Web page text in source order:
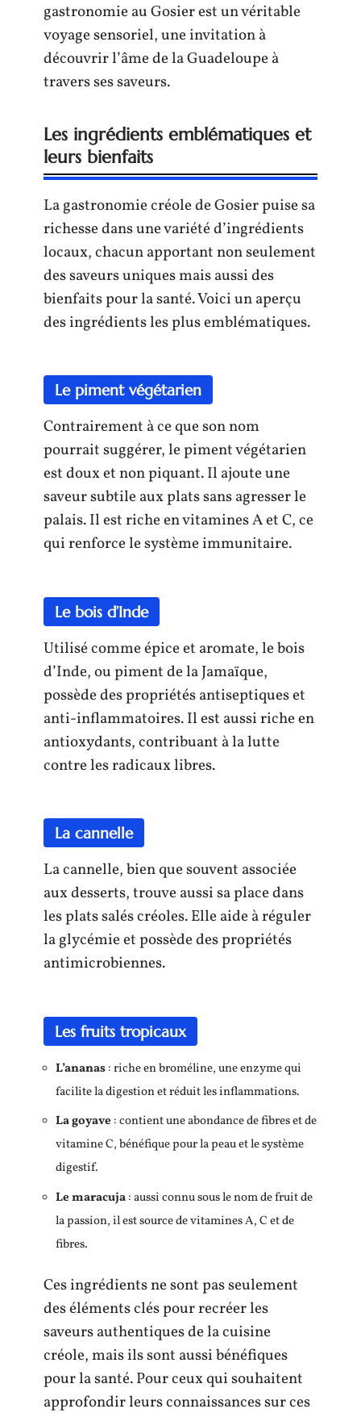
gastronomie au Gosier est un véritable
voyage sensoriel, une invitation à
découvrir l’âme de la Guadeloupe à
travers ses saveurs.
Les ingrédients emblématiques et
leurs bienfaits
La gastronomie créole de Gosier puise sa
richesse dans une variété d’ingrédients
locaux, chacun apportant non seulement
des saveurs uniques mais aussi des
bienfaits pour la santé. Voici un aperçu
des ingrédients les plus emblématiques.
Le piment végétarien
Contrairement à ce que son nom
pourrait suggérer, le piment végétarien
est doux et non piquant. Il ajoute une
saveur subtile aux plats sans agresser le
palais. Il est riche en vitamines A et C, ce
qui renforce le système immunitaire.
Le bois d’Inde
Utilisé comme épice et aromate, le bois
d’Inde, ou piment de la Jamaïque,
possède des propriétés antiseptiques et
anti-inflammatoires. Il est aussi riche en
antioxydants, contribuant à la lutte
contre les radicaux libres.
La cannelle
La cannelle, bien que souvent associée
aux desserts, trouve aussi sa place dans
les plats salés créoles. Elle aide à réguler
la glycémie et possède des propriétés
antimicrobiennes.
Les fruits tropicaux
L’ananas: riche en broméline, une enzyme qui
facilite la digestion et réduit les inflammations.
La goyave : contient une abondance de fibres et de
vitamine C, bénéfique pour la peau et le système
digestif.
Le maracuja: aussi connu sous le nom de fruit de
la passion, il est source de vitamines A, C et de
fibres.
Ces ingrédients ne sont pas seulement
des éléments clés pour recréer les
saveurs authentiques de la cuisine
créole, mais ils sont aussi bénéfiques
pour la santé. Pour ceux qui souhaitent
approfondir leurs connaissances sur ces